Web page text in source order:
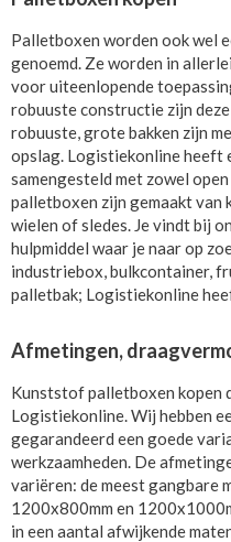
Palletboxen worden ook wel
genoemd. Ze worden in
voor uiteenlopende
robuuste constructie zijn
robuuste, grote bakken zijn
opslag. Logistiekonline heeft
samengesteld met zowel
palletboxen zijn gemaakt van
wielen of sledes. Je vindt bij
hulpmiddel waar je naar op
industriebox, bulkcontainer,
palletbak; Logistiekonline
Afmetingen,
Kunststof palletboxen kopen
Logistiekonline. Wij hebben
gegarandeerd een goede
werkzaamheden. De
variëren: de meest gangbare
1200x800mm en
in een aantal afwijkende